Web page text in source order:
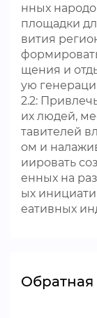
нных
площадки
вития
щения и
ую
2.2:
их людей,
тавителей
ом и
иировать
енных на
ых
еативных
Обратная